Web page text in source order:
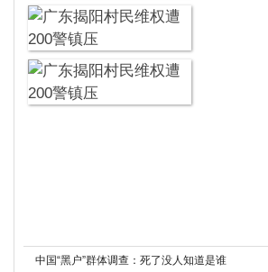
中国“黑户”群体调查：死了没人知道是谁